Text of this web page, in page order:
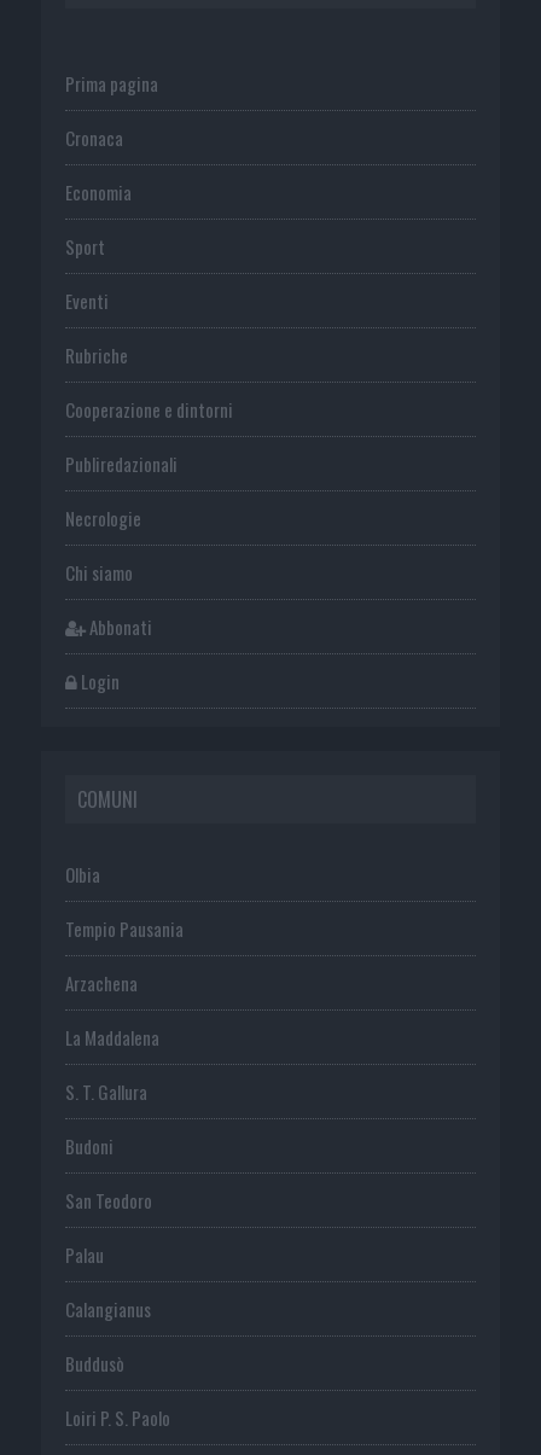
Prima pagina
Cronaca
Economia
Sport
Eventi
Rubriche
Cooperazione e dintorni
Publiredazionali
Necrologie
Chi siamo
Abbonati
Login
COMUNI
Olbia
Tempio Pausania
Arzachena
La Maddalena
S. T. Gallura
Budoni
San Teodoro
Palau
Calangianus
Buddusò
Loiri P. S. Paolo